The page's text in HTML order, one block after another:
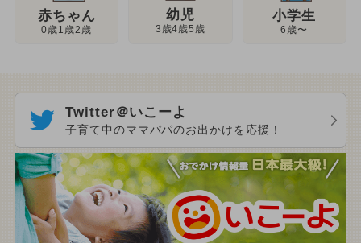
赤ちゃん
0歳1歳2歳
幼児
3歳4歳5歳
小学生
6歳〜
Twitter＠いこーよ
子育て中のママパパのお出かけを応援！